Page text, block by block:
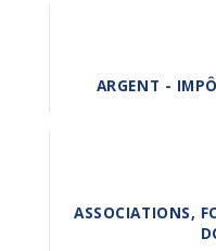
ARGENT -
ASSOCIATIONS,